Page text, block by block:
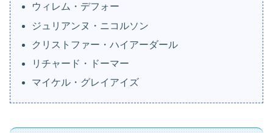
ウィレム・デフォー
ジュリアンヌ・ニコルソン
クリストファー・ハイアーダール
リチャード・ドーマー
マイケル・グレイアイズ